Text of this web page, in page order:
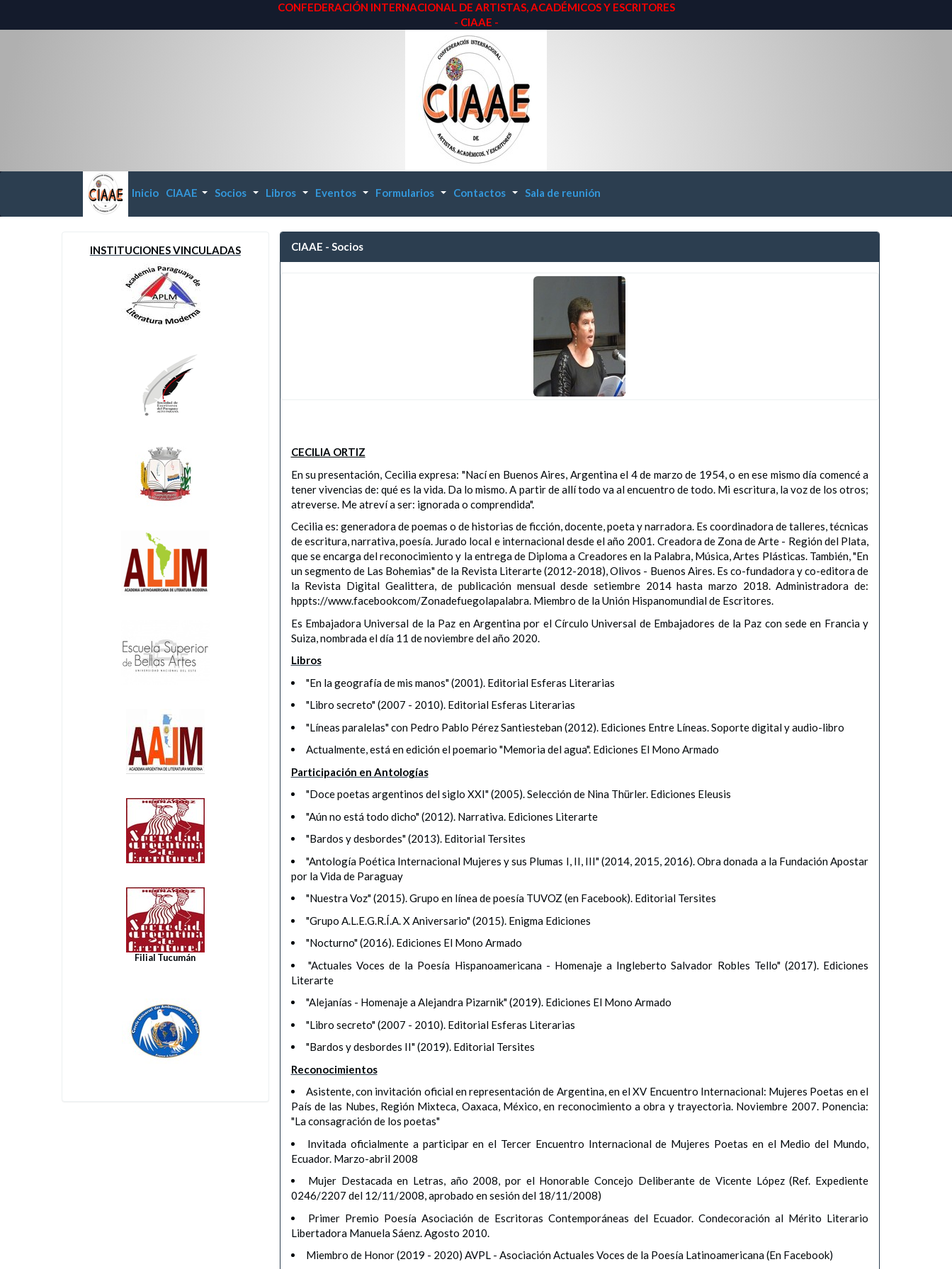
CONFEDERACIÓN INTERNACIONAL DE ARTISTAS, ACADÉMICOS Y ESCRITORES
- CIAAE -
Inicio CIAAE Socios Libros Eventos Formularios Contactos Sala de reunión
INSTITUCIONES VINCULADAS
Filial Tucumán
CIAAE - Socios
CECILIA ORTIZ
En su presentación, Cecilia expresa: "Nací en Buenos Aires, Argentina el 4 de marzo de 1954, o en ese mismo día comencé a
tener vivencias de: qué es la vida. Da lo mismo. A partir de allí todo va al encuentro de todo. Mi escritura, la voz de los otros;
atreverse. Me atreví a ser: ignorada o comprendida".
Cecilia es: generadora de poemas o de historias de ficción, docente, poeta y narradora. Es coordinadora de talleres, técnicas
de escritura, narrativa, poesía. Jurado local e internacional desde el año 2001. Creadora de Zona de Arte - Región del Plata,
que se encarga del reconocimiento y la entrega de Diploma a Creadores en la Palabra, Música, Artes Plásticas. También, "En
un segmento de Las Bohemias" de la Revista Literarte (2012-2018), Olivos - Buenos Aires. Es co-fundadora y co-editora de
la Revista Digital Gealittera, de publicación mensual desde setiembre 2014 hasta marzo 2018. Administradora de:
hppts://www.facebookcom/Zonadefuegolapalabra. Miembro de la Unión Hispanomundial de Escritores.
Es Embajadora Universal de la Paz en Argentina por el Círculo Universal de Embajadores de la Paz con sede en Francia y
Suiza, nombrada el día 11 de noviembre del año 2020.
Libros
"En la geografía de mis manos" (2001). Editorial Esferas Literarias
"Libro secreto" (2007 - 2010). Editorial Esferas Literarias
"Líneas paralelas" con Pedro Pablo Pérez Santiesteban (2012). Ediciones Entre Líneas. Soporte digital y audio-libro
Actualmente, está en edición el poemario "Memoria del agua". Ediciones El Mono Armado
Participación en Antologías
"Doce poetas argentinos del siglo XXI" (2005). Selección de Nina Thürler. Ediciones Eleusis
"Aún no está todo dicho" (2012). Narrativa. Ediciones Literarte
"Bardos y desbordes" (2013). Editorial Tersites
"Antología Poética Internacional Mujeres y sus Plumas I, II, III" (2014, 2015, 2016). Obra donada a la Fundación Apostar
por la Vida de Paraguay
"Nuestra Voz" (2015). Grupo en línea de poesía TUVOZ (en Facebook). Editorial Tersites
"Grupo A.L.E.G.R.Í.A. X Aniversario" (2015). Enigma Ediciones
"Nocturno" (2016). Ediciones El Mono Armado
"Actuales Voces de la Poesía Hispanoamericana - Homenaje a Ingleberto Salvador Robles Tello" (2017). Ediciones
Literarte
"Alejanías - Homenaje a Alejandra Pizarnik" (2019). Ediciones El Mono Armado
"Libro secreto" (2007 - 2010). Editorial Esferas Literarias
"Bardos y desbordes II" (2019). Editorial Tersites
Reconocimientos
Asistente, con invitación oficial en representación de Argentina, en el XV Encuentro Internacional: Mujeres Poetas en el
País de las Nubes, Región Mixteca, Oaxaca, México, en reconocimiento a obra y trayectoria. Noviembre 2007. Ponencia:
"La consagración de los poetas"
Invitada oficialmente a participar en el Tercer Encuentro Internacional de Mujeres Poetas en el Medio del Mundo,
Ecuador. Marzo-abril 2008
Mujer Destacada en Letras, año 2008, por el Honorable Concejo Deliberante de Vicente López (Ref. Expediente
0246/2207 del 12/11/2008, aprobado en sesión del 18/11/2008)
Primer Premio Poesía Asociación de Escritoras Contemporáneas del Ecuador. Condecoración al Mérito Literario
Libertadora Manuela Sáenz. Agosto 2010.
Miembro de Honor (2019 - 2020) AVPL - Asociación Actuales Voces de la Poesía Latinoamericana (En Facebook)